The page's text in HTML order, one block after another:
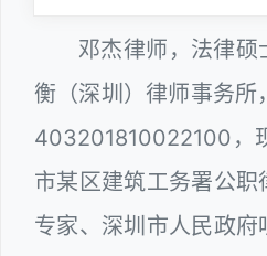
邓杰律师，法律硕
衡（深圳）律师事务所
403201810022100，
市某区建筑工务署公
专家、深圳市人民政